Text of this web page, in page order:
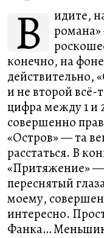
В
идите,
романа»
конечно, на
действительно,
и не второй
цифра между 1 и
совершенно
«Остров» — та
расстаться. В
«Притяжение» —
переснятый
моему,
интересно.
Фанка…